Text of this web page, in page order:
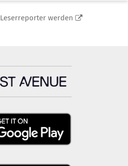
Leserreporter werden